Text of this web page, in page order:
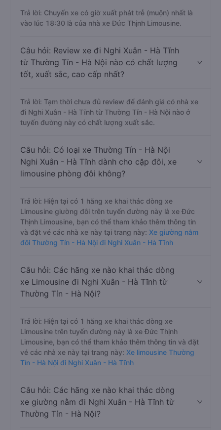
Trả lời: Chuyến xe có giờ xuất phát trễ (muộn) nhất là
vào lúc 18:30 là của nhà xe Đức Thịnh Limousine.
Câu hỏi: Review xe đi Nghi Xuân - Hà Tĩnh
từ Thường Tín - Hà Nội nào có chất lượng
tốt, xuất sắc, cao cấp nhất?
Trả lời: Tạm thời chưa đủ review để đánh giá có nhà xe
đi Nghi Xuân - Hà Tĩnh từ Thường Tín - Hà Nội nào ở
tuyến đường này có chất lượng xuất sắc.
Câu hỏi: Có loại xe Thường Tín - Hà Nội
Nghi Xuân - Hà Tĩnh dành cho cặp đôi, xe
limousine phòng đôi không?
Trả lời: Hiện tại có 1 hãng xe khai thác dòng xe
Limousine giường đôi trên tuyến đường này là xe Đức
Thịnh Limousine, bạn có thể tham khảo thêm thông tin
và đặt vé các nhà xe này tại trang này: Xe giường nằm
đôi Thường Tín - Hà Nội đi Nghi Xuân - Hà Tĩnh
Câu hỏi: Các hãng xe nào khai thác dòng
xe Limousine đi Nghi Xuân - Hà Tĩnh từ
Thường Tín - Hà Nội?
Trả lời: Hiện tại có 1 hãng xe khai thác dòng xe
Limousine trên tuyến đường này là xe Đức Thịnh
Limousine, bạn có thể tham khảo thêm thông tin và đặt
vé các nhà xe này tại trang này: Xe limousine Thường
Tín - Hà Nội đi Nghi Xuân - Hà Tĩnh
Câu hỏi: Các hãng xe nào khai thác dòng
xe giường nằm đi Nghi Xuân - Hà Tĩnh từ
Thường Tín - Hà Nội?